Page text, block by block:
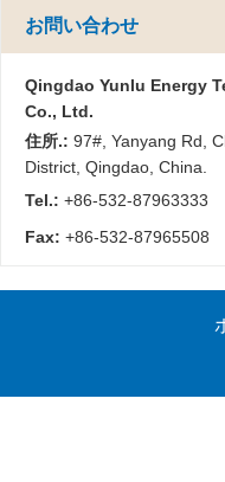
お問い合わせ
Qingdao Yunlu Energy
Co., Ltd.
住所.: 97#, Yanyang Rd,
District, Qingdao, China.
Tel.: +86-532-87963333
Fax: +86-532-87965508